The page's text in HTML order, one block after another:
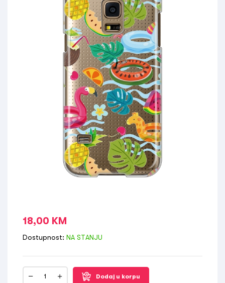
18,00 KM
Dostupnost: NA STANJU
Dodaj u korpu